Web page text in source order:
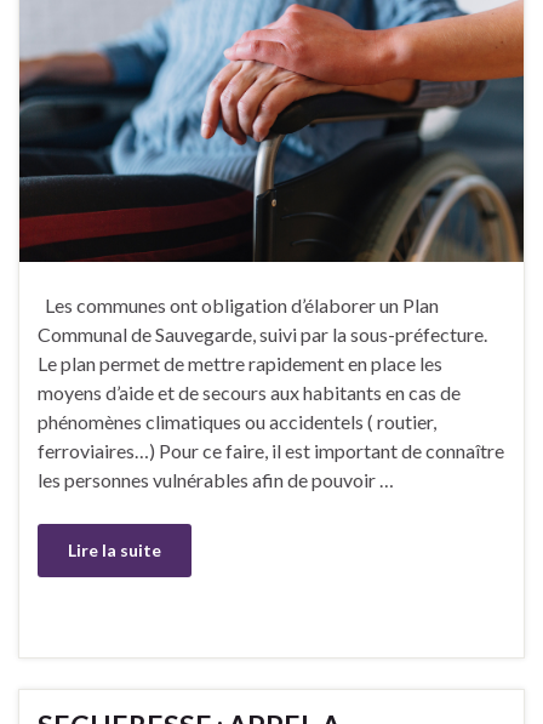
Les communes ont obligation d’élaborer un Plan
Communal de Sauvegarde, suivi par la sous-préfecture.
Le plan permet de mettre rapidement en place les
moyens d’aide et de secours aux habitants en cas de
phénomènes climatiques ou accidentels ( routier,
ferroviaires…) Pour ce faire, il est important de connaître
les personnes vulnérables afin de pouvoir …
Lire la suite